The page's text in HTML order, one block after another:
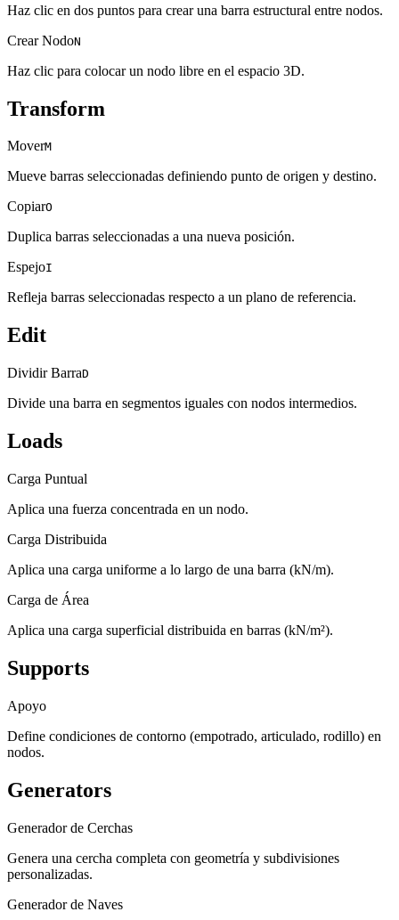
Haz clic en dos puntos para crear una barra estructural entre nodos.
Crear NodoN
Haz clic para colocar un nodo libre en el espacio 3D.
Transform
MoverM
Mueve barras seleccionadas definiendo punto de origen y destino.
CopiarO
Duplica barras seleccionadas a una nueva posición.
EspejoI
Refleja barras seleccionadas respecto a un plano de referencia.
Edit
Dividir BarraD
Divide una barra en segmentos iguales con nodos intermedios.
Loads
Carga Puntual
Aplica una fuerza concentrada en un nodo.
Carga Distribuida
Aplica una carga uniforme a lo largo de una barra (kN/m).
Carga de Área
Aplica una carga superficial distribuida en barras (kN/m²).
Supports
Apoyo
Define condiciones de contorno (empotrado, articulado, rodillo) en
nodos.
Generators
Generador de Cerchas
Genera una cercha completa con geometría y subdivisiones
personalizadas.
Generador de Naves